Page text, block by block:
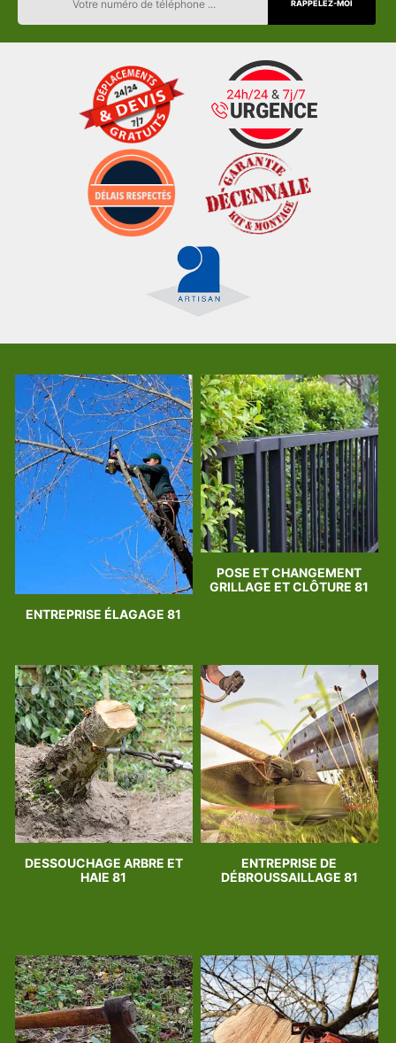
ENTREPRISE ÉLAGAGE 81
POSE ET CHANGEMENT
GRILLAGE ET CLÔTURE 81
DESSOUCHAGE ARBRE ET
HAIE 81
ENTREPRISE DE
DÉBROUSSAILLAGE 81